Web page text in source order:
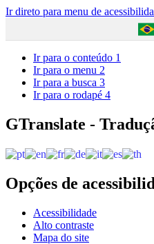
Ir direto para menu de
Ir para o conteúdo 1
Ir para o menu 2
Ir para a busca 3
Ir para o rodapé 4
GTranslate -
Opções de
Acessibilidade
Alto contraste
Mapa do site